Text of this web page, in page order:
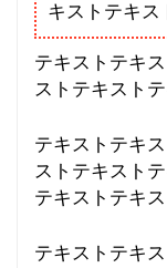
キストテキス
テキストテキ
ストテキスト
テキストテキ
ストテキスト
テキストテキ
テキストテキ